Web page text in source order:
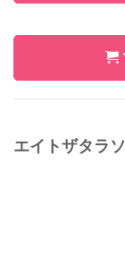
エイトザタラ